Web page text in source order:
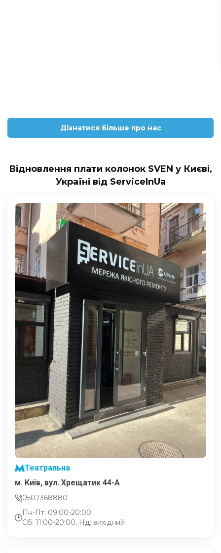
Дізнатися більше про нас
Відновлення плати колонок SVEN у Києві,
Україні від ServiceInUa
Театральна
м. Київ, вул. Хрещатик 44-A
0507368880
Пн-Пт: 09:00-20:00
Сб: 11:00-20:00, Нд: вихідний